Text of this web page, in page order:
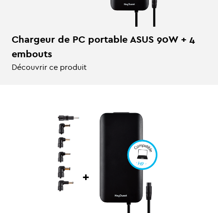
Chargeur de PC portable ASUS 90W + 4
embouts
Découvrir ce produit